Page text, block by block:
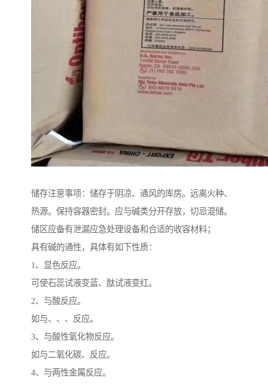
储存注意事项：储存于阴凉、通风的库房。远离火种、
热源。保持容器密封。应与碱类分开存放，切忌混储。
储区应备有泄漏应急处理设备和合适的收容材料；
具有碱的通性，具体有如下性质：
1、显色反应。
可使石蕊试液变蓝、酞试液变红。
2、与酸反应。
如与、、、反应。
3、与酸性氧化物反应。
如与二氧化碳、反应。
4、与两性金属反应。